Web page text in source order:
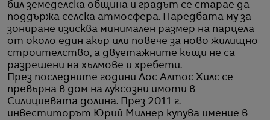
бил земеделска община и градът се старае да
поддържа селска атмосфера. Наредбата му за
зониране изисква минимален размер на парцела
от около един акър или повече за ново жилищно
строителство, а двуетажните къщи не са
разрешени на хълмове и хребети.
През последните години Лос Алтос Хилс се
превърна в дом на луксозни имоти в
Силициевата долина. През 2011 г.
инвеститорът Юрий Милнер купува имение в